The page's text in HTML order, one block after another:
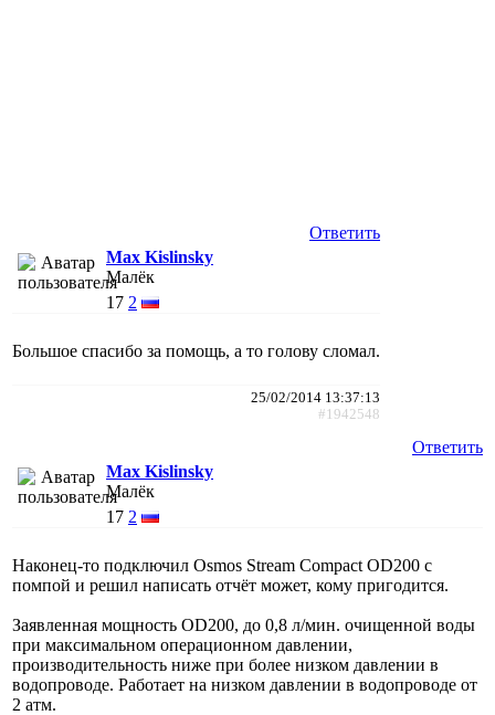
Ответить
Max Kislinsky
Малёк
17 2
Большое спасибо за помощь, а то голову сломал.
25/02/2014 13:37:13
#1942548
Ответить
Max Kislinsky
Малёк
17 2
Наконец-то подключил Osmos Stream Compact OD200 с
помпой и решил написать отчёт может, кому пригодится.
Заявленная мощность OD200, до 0,8 л/мин. очищенной воды
при максимальном операционном давлении,
производительность ниже при более низком давлении в
водопроводе. Работает на низком давлении в водопроводе от
2 атм.